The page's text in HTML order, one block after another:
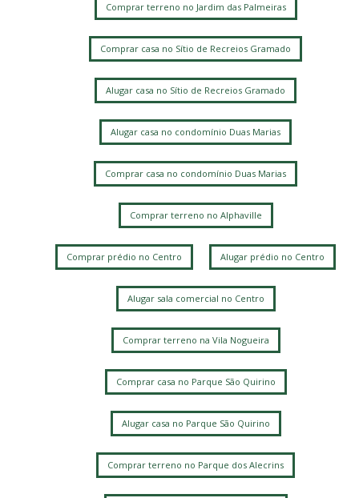
Comprar terreno no Jardim das Palmeiras
Comprar casa no Sítio de Recreios Gramado
Alugar casa no Sítio de Recreios Gramado
Alugar casa no condomínio Duas Marias
Comprar casa no condomínio Duas Marias
Comprar terreno no Alphaville
Comprar prédio no Centro Alugar prédio no Centro
Alugar sala comercial no Centro
Comprar terreno na Vila Nogueira
Comprar casa no Parque São Quirino
Alugar casa no Parque São Quirino
Comprar terreno no Parque dos Alecrins